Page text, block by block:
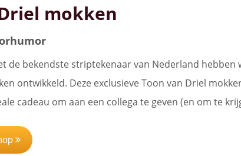
mokken
de bekendste striptekenaar van Nederland hebben
ontwikkeld. Deze exclusieve Toon van Driel
cadeau om aan een collega te geven (en om te